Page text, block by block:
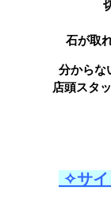
石が取
分からな
店頭スタ
✧サイ